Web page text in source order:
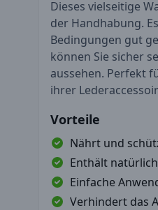
Dieses vielseitige
der Handhabung.
Bedingungen gut
können Sie sicher
aussehen. Perfekt
ihrer
Vorteile
Nährt und
Enthält
Einfache
Verhindert das